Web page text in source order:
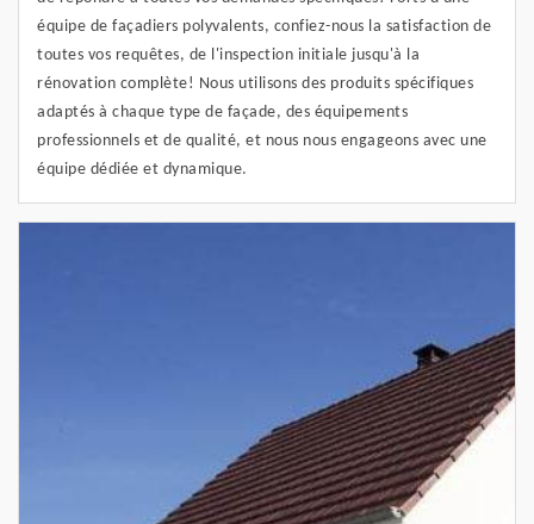
équipe de façadiers polyvalents, confiez-nous la satisfaction de
toutes vos requêtes, de l'inspection initiale jusqu'à la
rénovation complète! Nous utilisons des produits spécifiques
adaptés à chaque type de façade, des équipements
professionnels et de qualité, et nous nous engageons avec une
équipe dédiée et dynamique.